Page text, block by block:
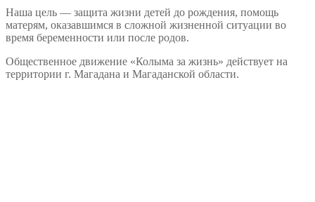
Наша цель — защита жизни детей до рождения, помощь
матерям, оказавшимся в сложной жизненной ситуации во
время беременности или после родов.
Общественное движение «Колыма за жизнь» действует на
территории г. Магадана и Магаданской области.